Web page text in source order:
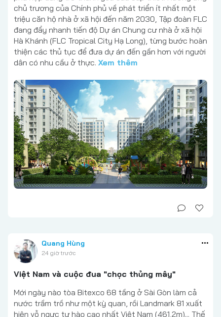
chủ trương của Chính phủ về phát triển ít nhất một
triệu căn hộ nhà ở xã hội đến năm 2030, Tập đoàn FLC
đang đẩy nhanh tiến độ Dự án Chung cư nhà ở xã hội
Hà Khánh (FLC Tropical City Hạ Long), từng bước hoàn
thiện các thủ tục để đưa dự án đến gần hơn với người
dân có nhu cầu ở thực. Xem thêm
Quang Hùng
24 giờ trước
Việt Nam và cuộc đua "chọc thủng mây"
Mới ngày nào tòa Bitexco 68 tầng ở Sài Gòn làm cả
nước trầm trồ như một kỳ quan, rồi Landmark 81 xuất
hiện vỗ ngực tự hào cao nhất Việt Nam (461,2m)... Thế